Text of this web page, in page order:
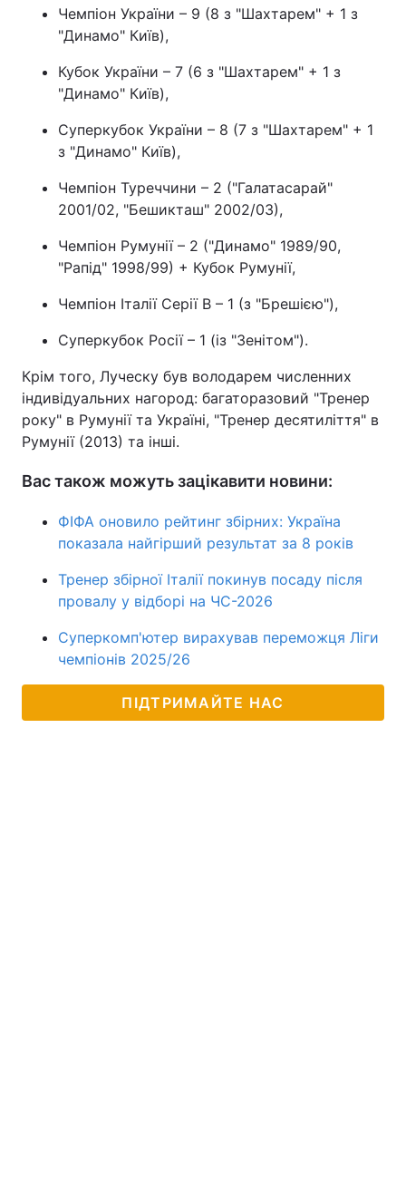
Чемпіон України – 9 (8 з "Шахтарем" + 1 з
"Динамо" Київ),
Кубок України – 7 (6 з "Шахтарем" + 1 з
"Динамо" Київ),
Суперкубок України – 8 (7 з "Шахтарем" + 1
з "Динамо" Київ),
Чемпіон Туреччини – 2 ("Галатасарай"
2001/02, "Бешикташ" 2002/03),
Чемпіон Румунії – 2 ("Динамо" 1989/90,
"Рапід" 1998/99) + Кубок Румунії,
Чемпіон Італії Серії B – 1 (з "Брешією"),
Суперкубок Росії – 1 (із "Зенітом").
Крім того, Луческу був володарем численних
індивідуальних нагород: багаторазовий "Тренер
року" в Румунії та Україні, "Тренер десятиліття" в
Румунії (2013) та інші.
Вас також можуть зацікавити новини:
ФІФА оновило рейтинг збірних: Україна
показала найгірший результат за 8 років
Тренер збірної Італії покинув посаду після
провалу у відборі на ЧС-2026
Суперкомп'ютер вирахував переможця Ліги
чемпіонів 2025/26
ПІДТРИМАЙТЕ НАС